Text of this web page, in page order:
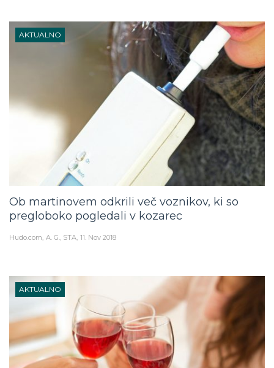
AKTUALNO
Ob martinovem odkrili več voznikov, ki so
pregloboko pogledali v kozarec
Hudo.com A. G., STA 11. Nov 2018
AKTUALNO